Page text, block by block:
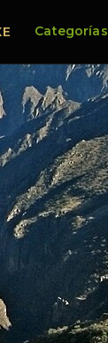
Categorías